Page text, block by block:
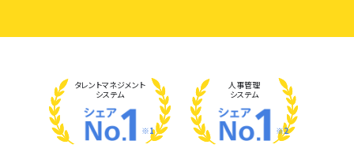
タレントマネジメント
システム
※1
人事管理
システム
※2